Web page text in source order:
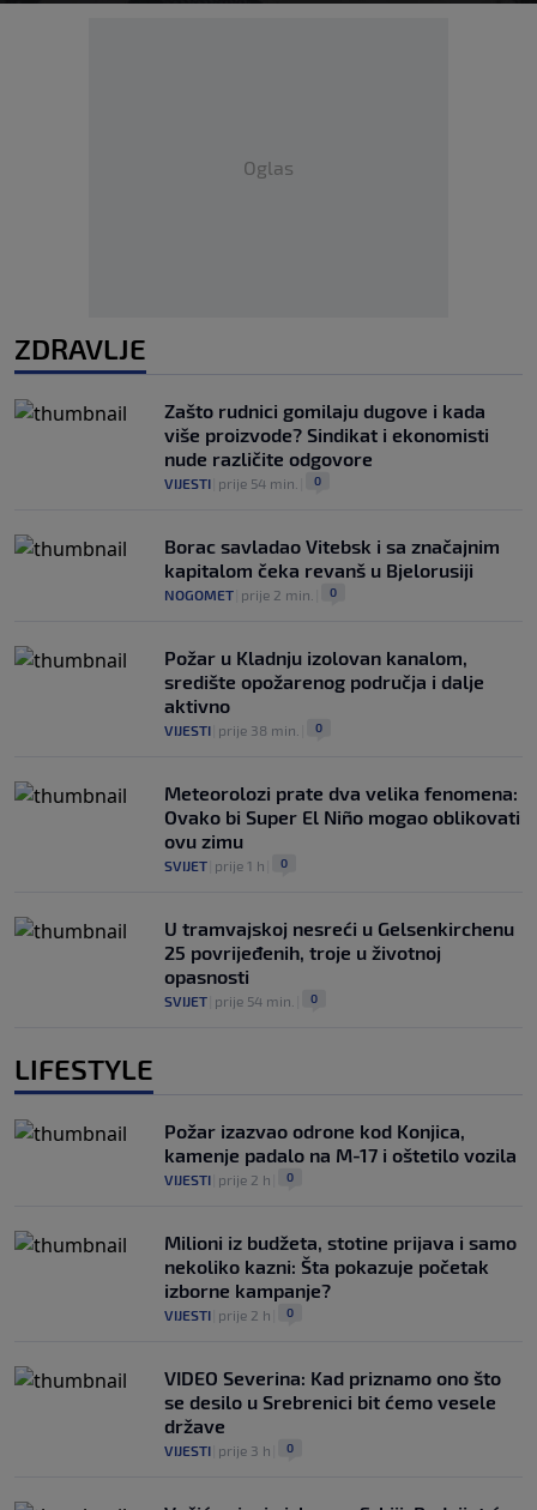
Oglas
ZDRAVLJE
Zašto rudnici gomilaju dugove i kada
više proizvode? Sindikat i ekonomisti
nude različite odgovore
VIJESTI prije 54 min. 0
Borac savladao Vitebsk i sa značajnim
kapitalom čeka revanš u Bjelorusiji
NOGOMET prije 2 min. 0
Požar u Kladnju izolovan kanalom,
središte opožarenog područja i dalje
aktivno
VIJESTI prije 38 min. 0
Meteorolozi prate dva velika fenomena:
Ovako bi Super El Niño mogao oblikovati
ovu zimu
SVIJET prije 1 h 0
U tramvajskoj nesreći u Gelsenkirchenu
25 povrijeđenih, troje u životnoj
opasnosti
SVIJET prije 54 min. 0
LIFESTYLE
Požar izazvao odrone kod Konjica,
kamenje padalo na M-17 i oštetilo vozila
VIJESTI prije 2 h 0
Milioni iz budžeta, stotine prijava i samo
nekoliko kazni: Šta pokazuje početak
izborne kampanje?
VIJESTI prije 2 h 0
VIDEO Severina: Kad priznamo ono što
se desilo u Srebrenici bit ćemo vesele
države
VIJESTI prije 3 h 0